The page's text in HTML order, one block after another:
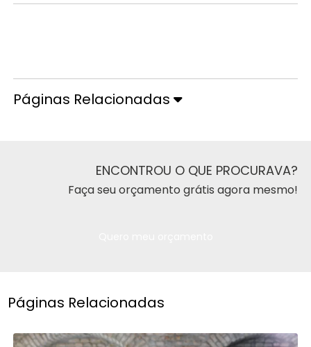
Páginas Relacionadas
ENCONTROU O QUE PROCURAVA?
Faça seu orçamento grátis agora mesmo!
Páginas Relacionadas